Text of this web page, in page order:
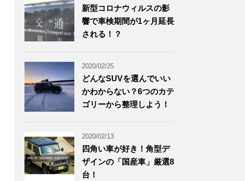
新型コロナウィルスの影
響で車検期間が1ヶ月延長
される！？
2020/02/25
どんなSUVを選んでいい
かわからない？6つのカテ
ゴリーから整理しよう！
2020/02/13
四角い車が好き！角型デ
ザインの「国産車」厳選8
台！